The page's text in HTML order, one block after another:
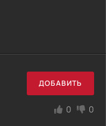
ДОБАВИТЬ
0 0